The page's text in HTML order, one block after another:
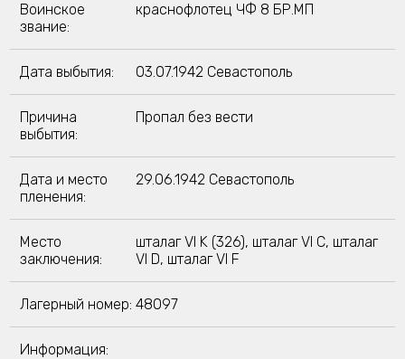
Воинское
звание:
краснофлотец ЧФ 8 БР.МП
Дата выбытия: 03.07.1942 Севастополь
Причина
выбытия:
Пропал без вести
Дата и место
пленения:
29.06.1942 Севастополь
Место
заключения:
шталаг VI K (326), шталаг VI C, шталаг
VI D, шталаг VI F
Лагерный номер: 48097
Информация: